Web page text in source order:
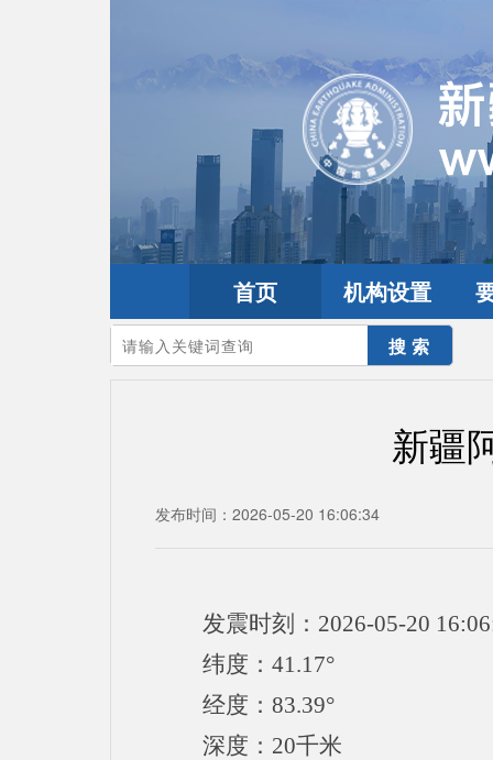
首页 机构设置
您的当前位置：首页>地震频道 新疆震讯
新疆
发布时间：2026-05-20 16:06:34
发震时刻：2026-05-20
纬度：41.17°
经度：83.39°
深度：20千米